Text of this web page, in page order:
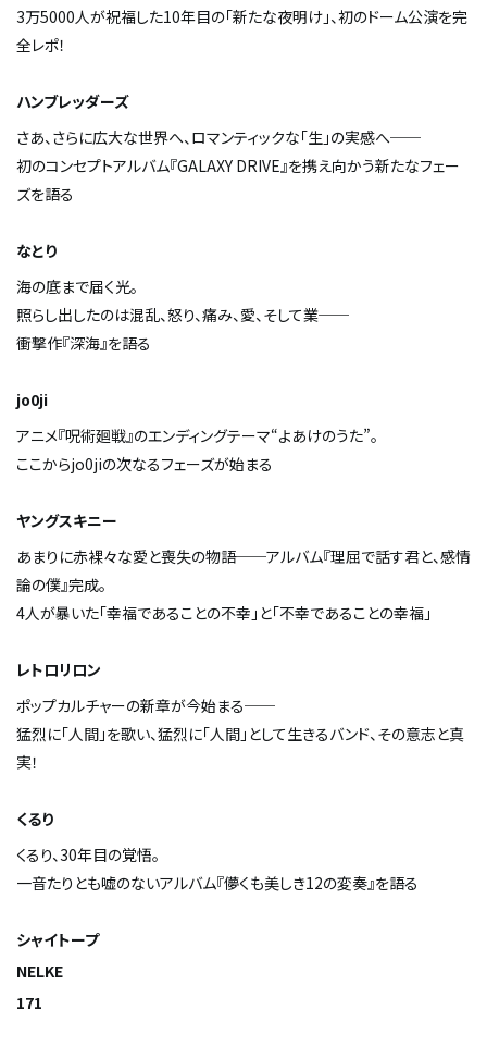
3万5000人が祝福した10年目の「新たな夜明け」、初のドーム公演を完
全レポ！
ハンブレッダーズ
さあ、さらに広大な世界へ、ロマンティックな「生」の実感へ──
初のコンセプトアルバム『GALAXY DRIVE』を携え向かう新たなフェー
ズを語る
なとり
海の底まで届く光。
照らし出したのは混乱、怒り、痛み、愛、そして業──
衝撃作『深海』を語る
jo0ji
アニメ『呪術廻戦』のエンディングテーマ“よあけのうた”。
ここからjo0jiの次なるフェーズが始まる
ヤングスキニー
あまりに赤裸々な愛と喪失の物語──アルバム『理屈で話す君と、感情
論の僕』完成。
4人が暴いた「幸福であることの不幸」と「不幸であることの幸福」
レトロリロン
ポップカルチャーの新章が今始まる──
猛烈に「人間」を歌い、猛烈に「人間」として生きるバンド、その意志と真
実！
くるり
くるり、30年目の覚悟。
一音たりとも嘘のないアルバム『儚くも美しき12の変奏』を語る
シャイトープ
NELKE
171